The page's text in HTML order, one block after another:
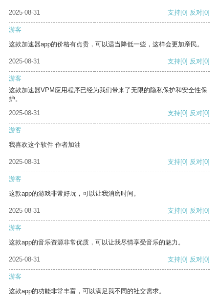
2025-08-31 支持[0] 反对[0]
游客
这款加速器app的价格有点贵，可以适当降低一些，这样会更加亲民。
2025-08-31 支持[0] 反对[0]
游客
这款加速器VPM应用程序已经为我们带来了无限的隐私保护和安全性保
护。
2025-08-31
支持[0] 反对[0]
游客
我喜欢这个软件 作者加油
2025-08-31 支持[0] 反对[0]
游客
这款app的游戏非常好玩，可以让我消磨时间。
2025-08-31 支持[0] 反对[0]
游客
这款app的音乐资源非常优质，可以让我尽情享受音乐的魅力。
2025-08-31 支持[0] 反对[0]
游客
这款app的功能非常丰富，可以满足我不同的社交需求。